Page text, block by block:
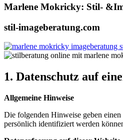
Marlene Mokricky: Stil-
stil-imageberatung.com
1. Datenschutz auf
Allgemeine Hinweise
Die folgenden Hinweise geben einen
persönlich identifiziert werden